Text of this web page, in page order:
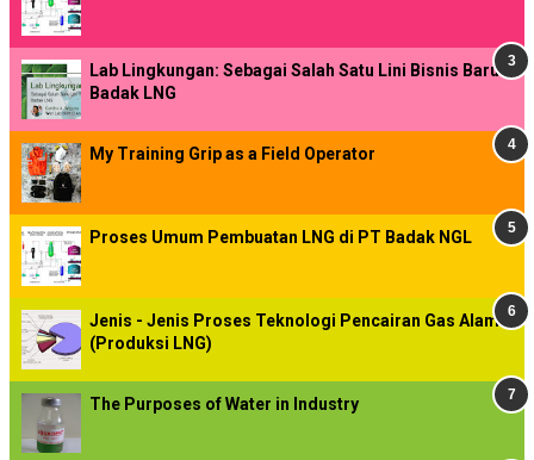
Lab Lingkungan: Sebagai Salah Satu Lini Bisnis Baru
Badak LNG
My Training Grip as a Field Operator
Proses Umum Pembuatan LNG di PT Badak NGL
Jenis - Jenis Proses Teknologi Pencairan Gas Alam
(Produksi LNG)
The Purposes of Water in Industry